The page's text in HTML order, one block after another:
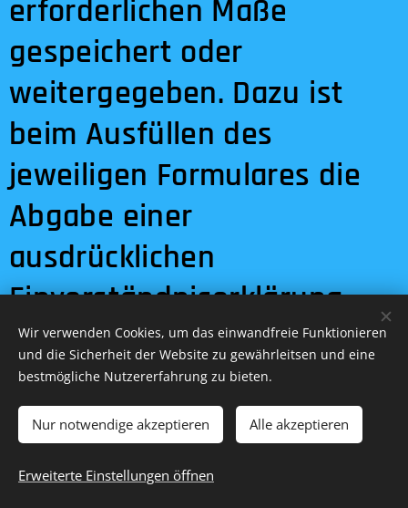
erforderlichen Maße
gespeichert oder
weitergegeben. Dazu ist
beim Ausfüllen des
jeweiligen Formulares die
Abgabe einer
ausdrücklichen
Einverständniserklärung
erforderlich. Auch Dritte, an
die Ihre Daten im Rahmen
der Auftragsabwicklung
weitergegeben werden,
Wir verwenden Cookies, um das einwandfreie Funktionieren
und die Sicherheit der Website zu gewährleitsen und eine
bestmögliche Nutzererfahrung zu bieten.
Nur notwendige akzeptieren Alle akzeptieren
Erweiterte Einstellungen öffnen